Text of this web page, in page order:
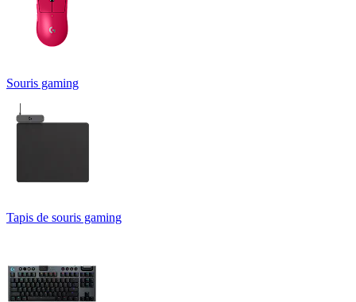
Souris gaming
Tapis de souris gaming